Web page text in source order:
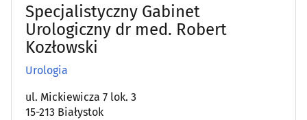
Neurologia (21)
Onkologia(11)
Specjalistyczny Gabinet
Urologiczny dr med. Robert
Kozłowski
Urologia
ul. Mickiewicza 7 lok. 3
15-213 Białystok